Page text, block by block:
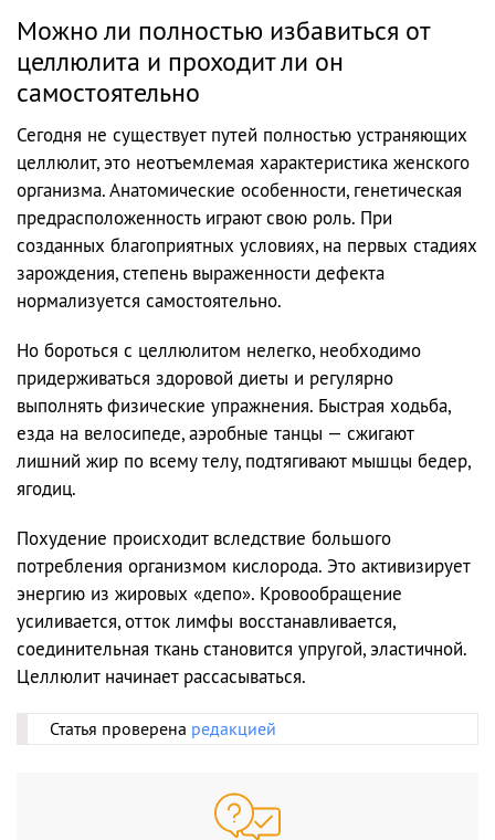
Можно ли полностью избавиться от
целлюлита и проходит ли он
самостоятельно
Сегодня не существует путей полностью устраняющих
целлюлит, это неотъемлемая характеристика женского
организма. Анатомические особенности, генетическая
предрасположенность играют свою роль. При
созданных благоприятных условиях, на первых стадиях
зарождения, степень выраженности дефекта
нормализуется самостоятельно.
Но бороться с целлюлитом нелегко, необходимо
придерживаться здоровой диеты и регулярно
выполнять физические упражнения. Быстрая ходьба,
езда на велосипеде, аэробные танцы — сжигают
лишний жир по всему телу, подтягивают мышцы бедер,
ягодиц.
Похудение происходит вследствие большого
потребления организмом кислорода. Это активизирует
энергию из жировых «депо». Кровообращение
усиливается, отток лимфы восстанавливается,
соединительная ткань становится упругой, эластичной.
Целлюлит начинает рассасываться.
Статья проверена редакцией